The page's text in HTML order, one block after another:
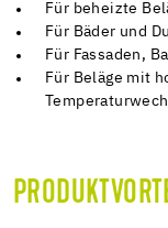
Für beheizte
Für Bäder und
Für Fassaden,
Für Beläge mit